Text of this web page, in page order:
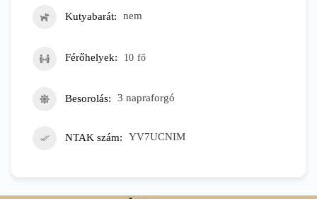
Kutyabarát nem
Férőhelyek 10 fő
Besorolás 3 napraforgó
NTAK szám YV7UCNIM